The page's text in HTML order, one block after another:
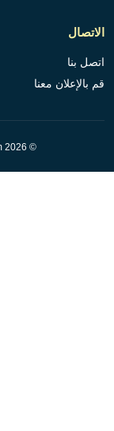
الاتصال
اتصل بنا
قم بالإعلان معنا
© 2026 ArabicStock.com. جميع الحقوق محفوظة.